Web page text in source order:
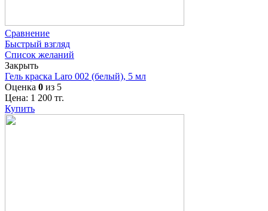
Сравнение
Быстрый взгляд
Список желаний
Закрыть
Гель краска Laro 002 (белый), 5 мл
Оценка 0 из 5
Цена: 1 200 тг.
Купить